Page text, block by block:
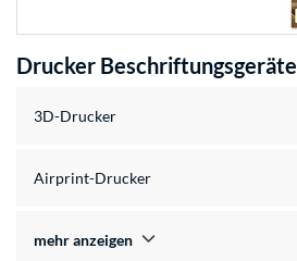
Drucker Beschriftungsgeräte
3D-Drucker
Airprint-Drucker
mehr anzeigen